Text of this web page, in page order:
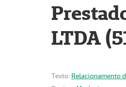
LTDA
Texto: Relacionamento